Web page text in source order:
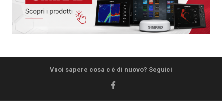
Vuoi sapere cosa c'è di nuovo? Seguici